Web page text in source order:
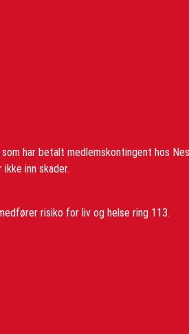
har betalt medlemskontingent hos
inn skader.
risiko for liv og helse ring 113.